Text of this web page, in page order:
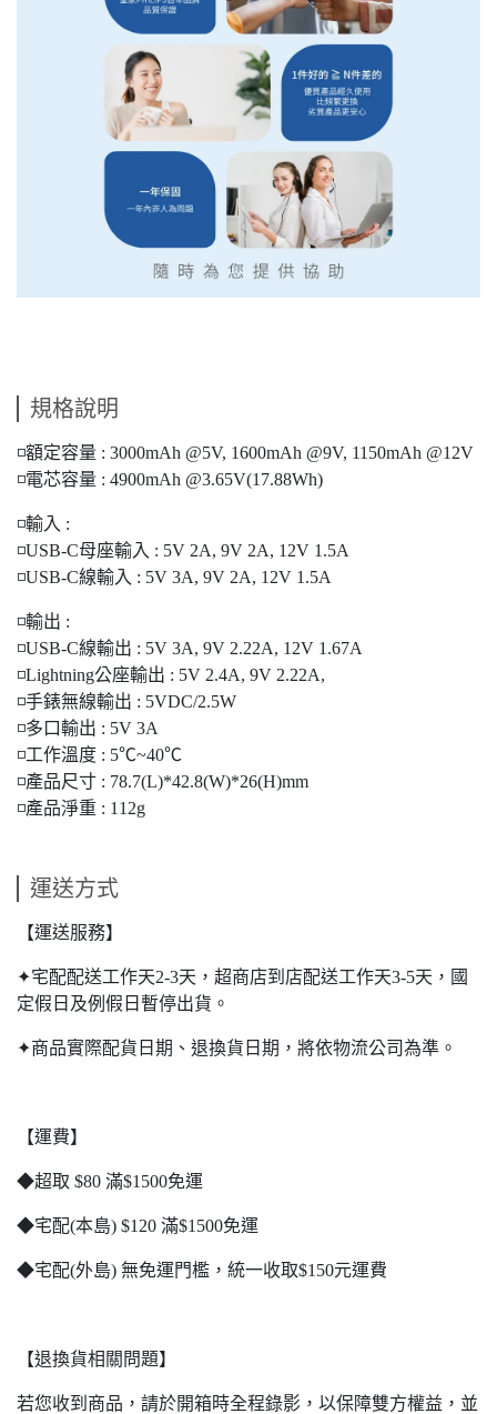
規格說明
◽額定容量 : 3000mAh @5V, 1600mAh @9V, 1150mAh @12V
◽電芯容量 : 4900mAh @3.65V(17.88Wh)
◽輸入 :
◽USB-C母座輸入 : 5V 2A, 9V 2A, 12V 1.5A
◽USB-C線輸入 : 5V 3A, 9V 2A, 12V 1.5A
◽輸出 :
◽USB-C線輸出 : 5V 3A, 9V 2.22A, 12V 1.67A
◽Lightning公座輸出 : 5V 2.4A, 9V 2.22A,
◽手錶無線輸出 : 5VDC/2.5W
◽多口輸出 : 5V 3A
◽工作溫度 : 5℃~40℃
◽產品尺寸 : 78.7(L)*42.8(W)*26(H)mm
◽產品淨重 : 112g
運送方式
【運送服務】
✦宅配配送工作天2-3天，超商店到店配送工作天3-5天，國
定假日及例假日暫停出貨。
✦商品實際配貨日期、退換貨日期，將依物流公司為準。
【運費】
◆超取 $80 滿$1500免運
◆宅配(本島) $120 滿$1500免運
◆宅配(外島) 無免運門檻，統一收取$150元運費
【退換貨相關問題】
若您收到商品，請於開箱時全程錄影，以保障雙方權益，並